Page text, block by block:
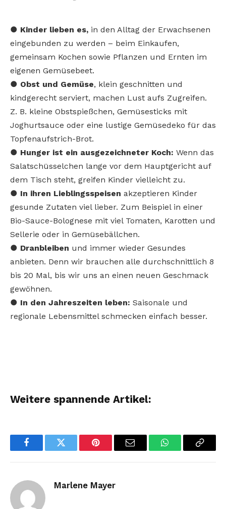
● Kinder lieben es, in den Alltag der Erwachsenen
eingebunden zu werden – beim Einkaufen,
gemeinsam Kochen sowie Pflanzen und Ernten im
eigenen Gemüsebeet.
● Obst und Gemüse, klein geschnitten und
kindgerecht serviert, machen Lust aufs Zugreifen.
Z. B. kleine Obstspießchen, Gemüsesticks mit
Joghurtsauce oder eine lustige Gemüsedeko für das
Topfenaufstrich-Brot.
● Hunger ist ein ausgezeichneter Koch: Wenn das
Salatschüsselchen lange vor dem Hauptgericht auf
dem Tisch steht, greifen Kinder vielleicht zu.
● In ihren Lieblingsspeisen akzeptieren Kinder
gesunde Zutaten viel lieber. Zum Beispiel in einer
Bio-Sauce-Bolognese mit viel Tomaten, Karotten und
Sellerie oder in Gemüsebällchen.
● Dranbleiben und immer wieder Gesundes
anbieten. Denn wir brauchen alle durchschnittlich 8
bis 20 Mal, bis wir uns an einen neuen Geschmack
gewöhnen.
● In den Jahreszeiten leben: Saisonale und
regionale Lebensmittel schmecken einfach besser.
Weitere spannende Artikel:
FacebookTwitter Pinterest Email WhatsAppCopy
Marlene Mayer